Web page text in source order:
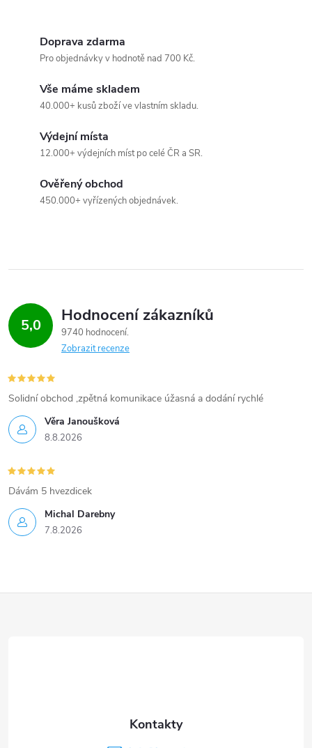
Doprava zdarma
Pro objednávky v hodnotě nad 700 Kč.
Vše máme skladem
40.000+ kusů zboží ve vlastním skladu.
Výdejní místa
12.000+ výdejních míst po celé ČR a SR.
Ověřený obchod
450.000+ vyřízených objednávek.
5,0 Hodnocení zákazníků
9740 hodnocení
Zobrazit recenze
Věra Janoušková
8.8.2026
Solidní obchod ,zpětná komunikace úžasná a dodání rychlé
Michal Darebny
7.8.2026
Dávám 5 hvezdicek